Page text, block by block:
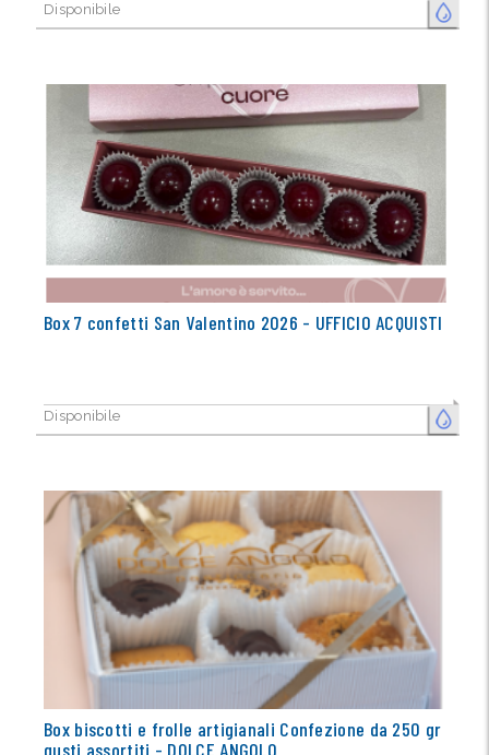
FRESCO
Disponibile
FRESCO
Box 7 confetti San Valentino 2026 - UFFICIO ACQUISTI
Disponibile
Box biscotti e frolle artigianali Confezione da 250 gr
gusti assortiti - DOLCE ANGOLO